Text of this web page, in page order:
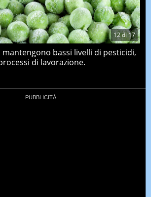
12di17
bassi livelli di pesticidi,
di lavorazione.